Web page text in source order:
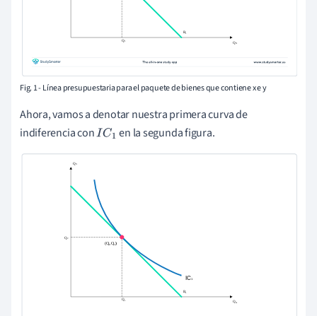
Fig. 1 - Línea presupuestaria para el paquete de bienes que contiene x e y
Ahora, vamos a denotar nuestra primera curva de
indiferencia conIC1 en la segunda figura.